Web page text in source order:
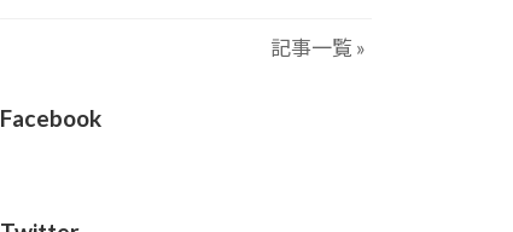
記事一覧 »
Facebook